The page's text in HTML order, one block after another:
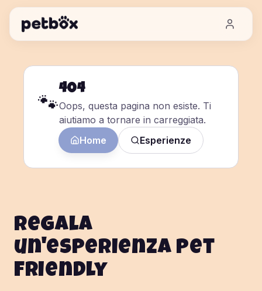
🐾
404
Oops, questa pagina non esiste. Ti
aiutiamo a tornare in carreggiata.
Home
Esperienze
Regala
un'esperienza pet
friendly